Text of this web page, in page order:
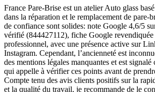
France Pare-Brise est un atelier Auto glass
dans la réparation et le remplacement de pare-
de confiance sont solides: note Google 4,6/5
vérifié (844427112), fiche Google revendiquée
professionnel, avec une présence active sur
Instagram. Cependant, l’ancienneté est
des mentions légales manquantes et est signalé
qui appelle à vérifier ces points avant de
Compte tenu des avis clients positifs sur la
et la qualité du travail, je recommande de le